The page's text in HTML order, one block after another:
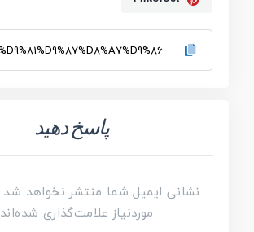
پاسخ دهید
نشانی ایمیل شما منتشر نخواهد شد.
موردنیاز علامت‌گذاری شده‌اند